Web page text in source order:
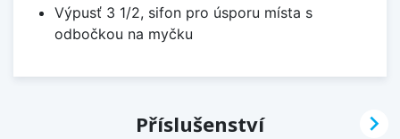
Výpusť 3 1/2, sifon pro úsporu místa s
odbočkou na myčku
Příslušenství 